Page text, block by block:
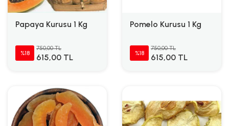
Papaya Kurusu 1 Kg
%18
750,00 TL
615,00 TL
Pomelo Kurusu 1 Kg
%18
750,00 TL
615,00 TL